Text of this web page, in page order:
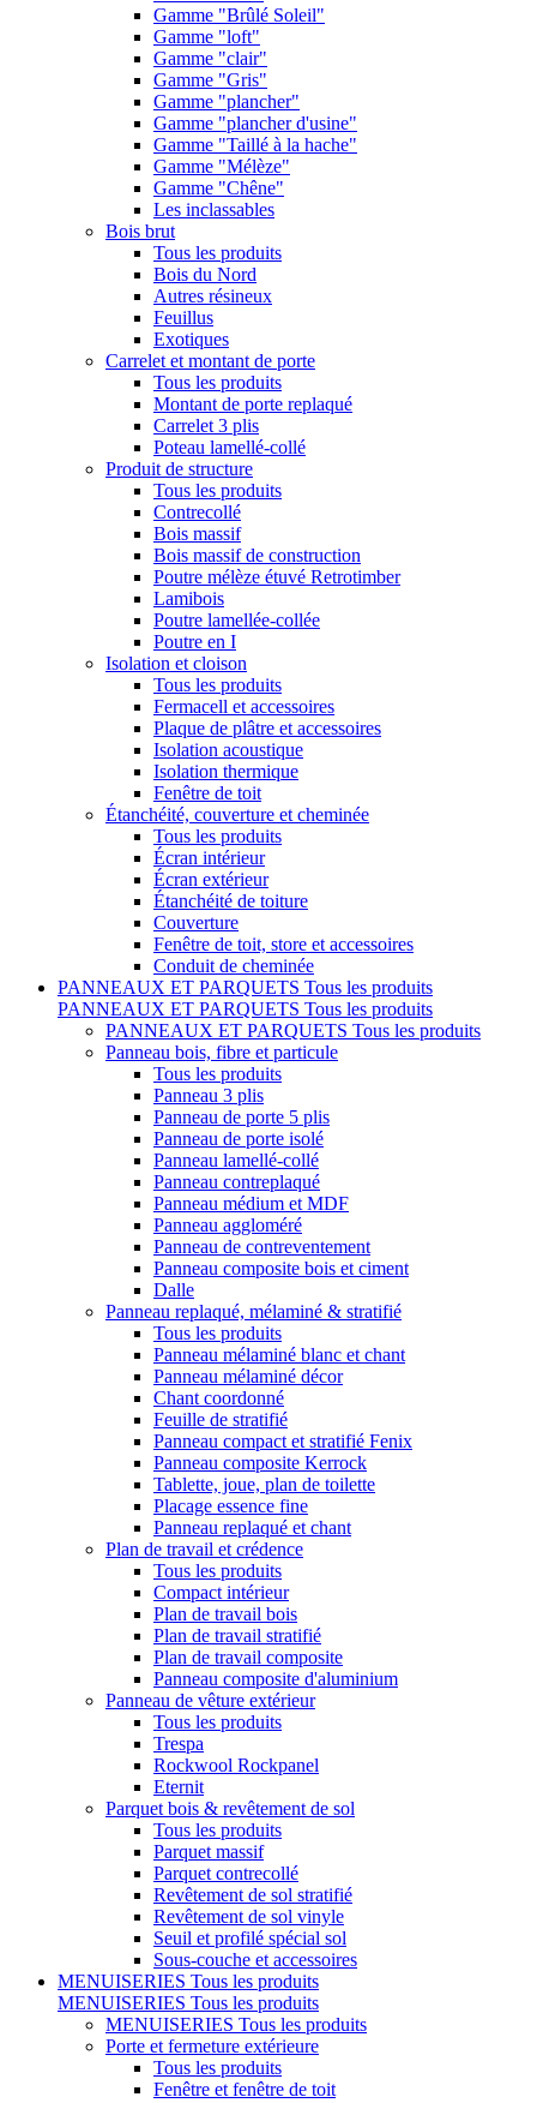
Gamme "Brûlé Soleil"
Gamme "loft"
Gamme "clair"
Gamme "Gris"
Gamme "plancher"
Gamme "plancher d'usine"
Gamme "Taillé à la hache"
Gamme "Mélèze"
Gamme "Chêne"
Les inclassables
Bois brut
Tous les produits
Bois du Nord
Autres résineux
Feuillus
Exotiques
Carrelet et montant de porte
Tous les produits
Montant de porte replaqué
Carrelet 3 plis
Poteau lamellé-collé
Produit de structure
Tous les produits
Contrecollé
Bois massif
Bois massif de construction
Poutre mélèze étuvé Retrotimber
Lamibois
Poutre lamellée-collée
Poutre en I
Isolation et cloison
Tous les produits
Fermacell et accessoires
Plaque de plâtre et accessoires
Isolation acoustique
Isolation thermique
Fenêtre de toit
Étanchéité, couverture et cheminée
Tous les produits
Écran intérieur
Écran extérieur
Étanchéité de toiture
Couverture
Fenêtre de toit, store et accessoires
Conduit de cheminée
PANNEAUX ET PARQUETS Tous les produits
PANNEAUX ET PARQUETS Tous les produits
PANNEAUX ET PARQUETS Tous les produits
Panneau bois, fibre et particule
Tous les produits
Panneau 3 plis
Panneau de porte 5 plis
Panneau de porte isolé
Panneau lamellé-collé
Panneau contreplaqué
Panneau médium et MDF
Panneau aggloméré
Panneau de contreventement
Panneau composite bois et ciment
Dalle
Panneau replaqué, mélaminé & stratifié
Tous les produits
Panneau mélaminé blanc et chant
Panneau mélaminé décor
Chant coordonné
Feuille de stratifié
Panneau compact et stratifié Fenix
Panneau composite Kerrock
Tablette, joue, plan de toilette
Placage essence fine
Panneau replaqué et chant
Plan de travail et crédence
Tous les produits
Compact intérieur
Plan de travail bois
Plan de travail stratifié
Plan de travail composite
Panneau composite d'aluminium
Panneau de vêture extérieur
Tous les produits
Trespa
Rockwool Rockpanel
Eternit
Parquet bois & revêtement de sol
Tous les produits
Parquet massif
Parquet contrecollé
Revêtement de sol stratifié
Revêtement de sol vinyle
Seuil et profilé spécial sol
Sous-couche et accessoires
MENUISERIES Tous les produits
MENUISERIES Tous les produits
MENUISERIES Tous les produits
Porte et fermeture extérieure
Tous les produits
Fenêtre et fenêtre de toit